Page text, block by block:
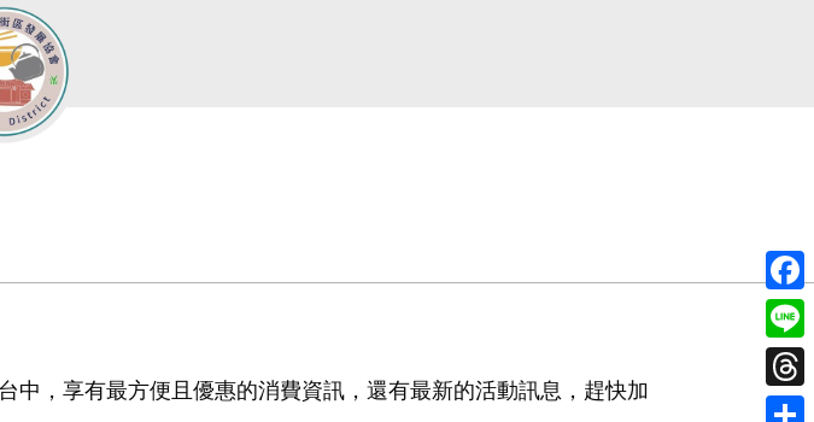
，享有最方便且優惠的消費資訊，還有最新的活動訊息，趕快加
Line